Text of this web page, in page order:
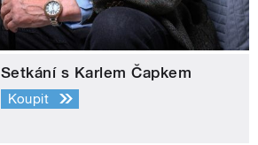
Setkání s Karlem Čapkem
Koupit